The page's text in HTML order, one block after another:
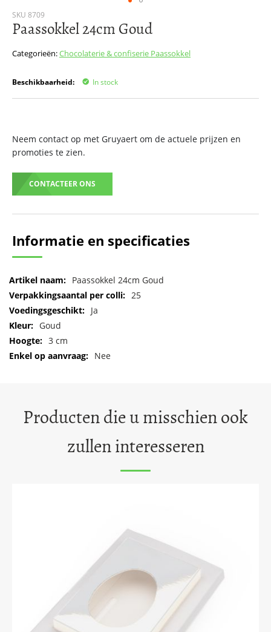
SKU 8709
Paassokkel 24cm Goud
Categorieën:Chocolaterie & confiserie Paassokkel
Beschikbaarheid: In stock
Neem contact op met Gruyaert om de actuele prijzen en
promoties te zien.
CONTACTEER ONS
Ga
naar
begin
afbeeldingen-
gallerij
Informatie en specificaties
Meer
informatie
Paassokkel 24cm Goud
25
Ja
Goud
3 cm
Nee
Producten die u misschien ook
zullen interesseren